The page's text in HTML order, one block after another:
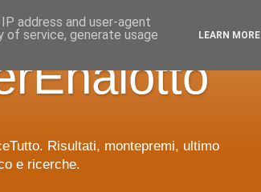
Risultati, montepremi, ultimo
e ricerche.
address and user-agent
of service, generate usage
LEARN MORE